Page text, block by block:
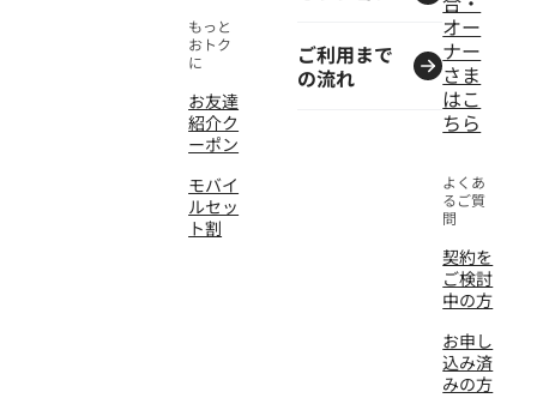
もっと
おトク
に
お友達
紹介ク
ーポン
モバイ
ルセッ
ト割
ご利用まで
の流れ
オー
ナー
さま
はこ
ちら
よくあ
るご質
問
契約を
ご検討
中の方
お申し
込み済
みの方